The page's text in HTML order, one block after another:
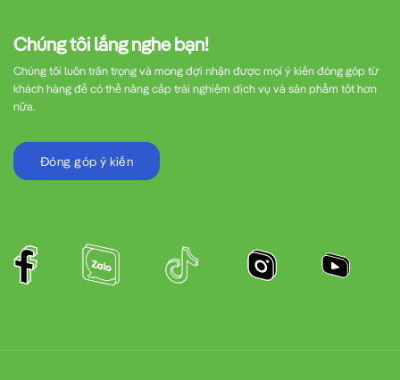
Chúng tôi lắng nghe bạn!
Chúng tôi luôn trân trọng và mong đợi nhận được mọi ý kiến đóng góp từ
khách hàng để có thể nâng cấp trải nghiệm dịch vụ và sản phẩm tốt hơn
nữa.
Đóng góp ý kiến